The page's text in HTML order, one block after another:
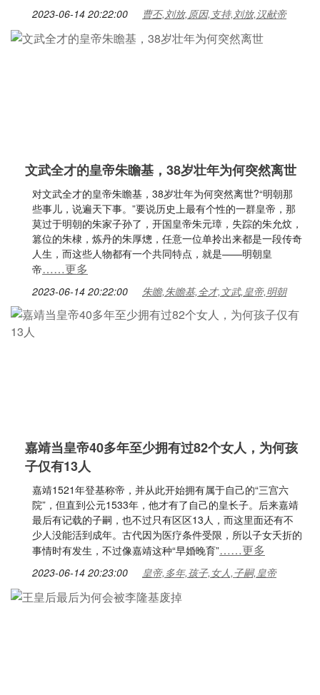
2023-06-14 20:22:00 曹丕,刘放,原因,支持,刘放,汉献帝
文武全才的皇帝朱瞻基，38岁壮年为何突然离世
对文武全才的皇帝朱瞻基，38岁壮年为何突然离世?“明朝那
些事儿，说遍天下事。”要说历史上最有个性的一群皇帝，那
莫过于明朝的朱家子孙了，开国皇帝朱元璋，失踪的朱允炆，
篡位的朱棣，炼丹的朱厚熜，任意一位单拎出来都是一段传奇
人生，而这些人物都有一个共同特点，就是——明朝皇
帝……更多
2023-06-14 20:22:00 朱瞻,朱瞻基,全才,文武,皇帝,明朝
嘉靖当皇帝40多年至少拥有过82个女人，为何孩
子仅有13人
嘉靖1521年登基称帝，并从此开始拥有属于自己的“三宫六
院”，但直到公元1533年，他才有了自己的皇长子。后来嘉靖
最后有记载的子嗣，也不过只有区区13人，而这里面还有不
少人没能活到成年。古代因为医疗条件受限，所以子女夭折的
事情时有发生，不过像嘉靖这种“早婚晚育”……更多
2023-06-14 20:23:00 皇帝,多年,孩子,女人,子嗣,皇帝